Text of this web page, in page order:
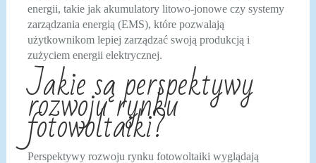
energii, takie jak akumulatory litowo-jonowe czy systemy
zarządzania energią (EMS), które pozwalają
użytkownikom lepiej zarządzać swoją produkcją i
zużyciem energii elektrycznej.
Jakie są perspektywy
rozwoju rynku
fotowoltaiki?
Perspektywy rozwoju rynku fotowoltaiki wyglądają